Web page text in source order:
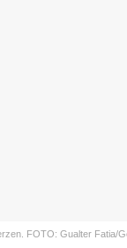
FOTO: Gualter Fatia/